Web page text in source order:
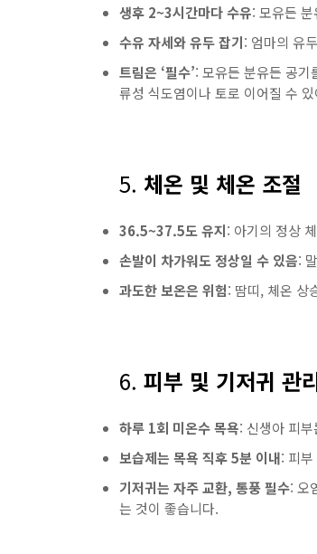
생후 2~3시간마다 수유: 모유든
수유 자세와 유두 잡기: 엄마의 유
트림은 ‘필수’: 모유든 분유든 공기
류성 식도염이나 토로 이어질 수
5. 체온 및 체온 조절
36.5~37.5도 유지: 아기의 정상
손발이 차가워도 정상일 수 있음:
과도한 보온은 위험: 땀띠, 체온 상
6. 피부 및 기저귀 관
하루 1회 미온수 목욕: 신생아 피
보습제는 목욕 직후 5분 이내: 피
기저귀는 자주 교환, 통풍 필수: 오
는 것이 좋습니다.